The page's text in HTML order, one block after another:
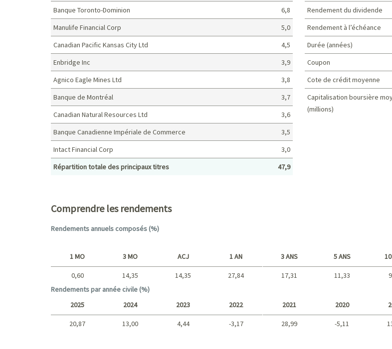
Banque Toronto-Dominion
6,8
Manulife Financial Corp
5,0
Canadian Pacific Kansas City Ltd
4,5
Enbridge Inc
3,9
Agnico Eagle Mines Ltd
3,8
Banque de Montréal
3,7
Canadian Natural Resources Ltd
3,6
Banque Canadienne Impériale de Commerce
3,5
Intact Financial Corp
3,0
Répartition totale des principaux titres
47,9
Rendement du dividende
Rendement à l’échéance
Durée (années)
Coupon
Cote de crédit moyenne
Capitalisation boursière
(millions)
Comprendre les rendements
Rendements annuels composés (%)
Court terme
1 MO 3 MO ACJ 1 AN
0,60 14,35 14,35 27,84
3 ANS 5 ANS
17,31 11,33
Rendements par année civile (%)
2025 2024 2023 2022
20,87 13,00 4,44 -3,17
2021 2020
28,99 -5,11